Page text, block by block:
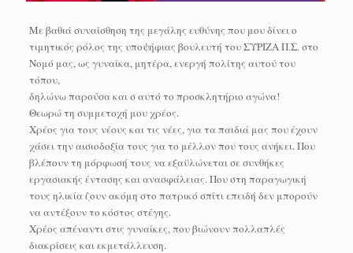
Με βαθιά συναίσθηση της μεγάλης ευθύνης που μου δίνει ο
τιμητικός ρόλος της υποψήφιας βουλευτή του ΣΥΡΙΖΑ Π.Σ. στο
Νομό μας, ως γυναίκα, μητέρα, ενεργή πολίτης αυτού του
τόπου,
δηλώνω παρούσα και σ αυτό το προσκλητήριο αγώνα!
Θεωρώ τη συμμετοχή μου χρέος.
Χρέος για τους νέους και τις νέες, για τα παιδιά μας που έχουν
χάσει την αισιοδοξία τους για το μέλλον που τους ανήκει. Που
βλέπουν τη μόρφωσή τους να εξαϋλώνεται σε συνθήκες
εργασιακής έντασης και ανασφάλειας. Που στη παραγωγική
τους ηλικία ζουν ακόμη στο πατρικό σπίτι επειδή δεν μπορούν
να αντέξουν το κόστος στέγης.
Χρέος απέναντι στις γυναίκες, που βιώνουν πολλαπλές
διακρίσεις και εκμετάλλευση.